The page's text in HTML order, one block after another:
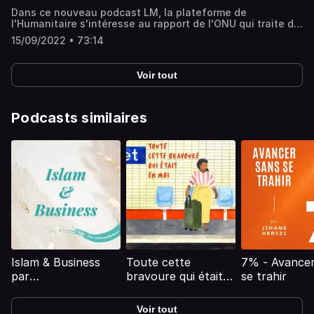
Dans ce nouveau podcast LM, la plateforme de
l'Humanitaire s'intéresse au rapport de l'ONU qui traite de
la situation des Ouïghours, publié le 31 Août 2022. On
décrypte ce rapport riche en informations pour mieux
disponible ici : https://www.ohchr.org/fr/press-
releases/2022/08/un-human-rights-office-issues-
assessment-human-rights-concerns-xinjiang En
lumière et à une meilleure compréhension de la situation
du peuple Ouïghours inshaAllah ! 🗣️ 💌 Pour découvrir et
https://lesmusulmans.fr/
15/09/2022 • 73:14
Voir tout
Podcasts similaires
Islam & Business
par
Toute cette
bravoure qui était
7% -
se trahir
Voir tout